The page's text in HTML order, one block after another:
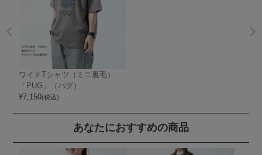
ワイドTシャツ（ミニ裏毛）
「PUG」（パグ）
¥7,150(税込)
あなたにおすすめの商品